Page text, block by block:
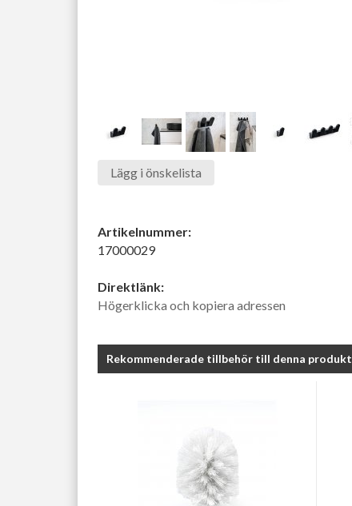
Lägg i önskelista
Artikelnummer:
17000029
Direktlänk:
Högerklicka och kopiera adressen
Rekommenderade tillbehör till denna produkt